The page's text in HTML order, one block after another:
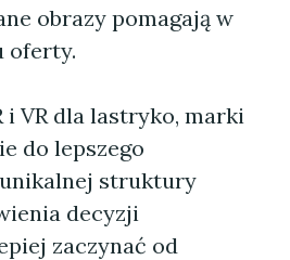
obrazy pomagają w
oferty.
i VR dla lastryko, marki
do lepszego
struktury
decyzji
zaczynać od